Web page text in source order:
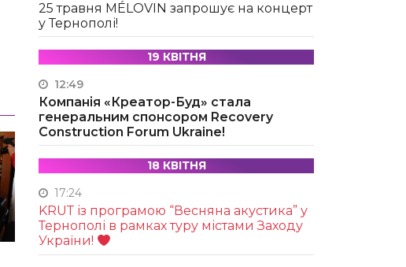
25 травня MÉLOVIN запрошує на концерт
у Тернополі!
19 КВІТНЯ
12:49
Компанія «Креатор-Буд» стала
генеральним спонсором Recovery
Construction Forum Ukraine!
18 КВІТНЯ
17:24
KRUТ із програмою “Весняна акустика” у
Тернополі в рамках туру містами Заходу
України!